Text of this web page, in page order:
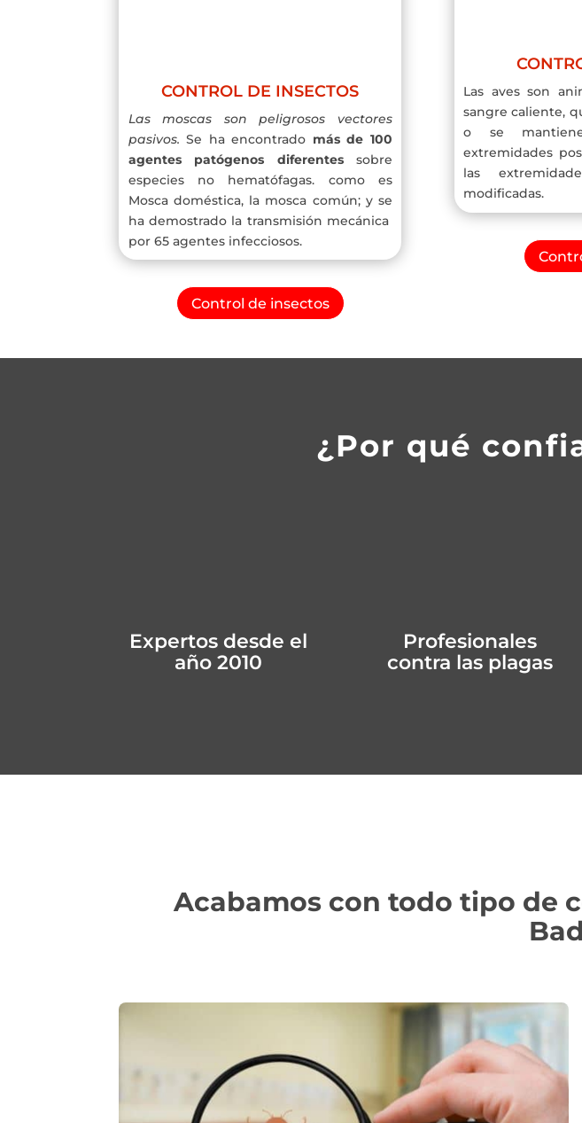
CONTROL DE INSECTOS
Las moscas son peligrosos vectores
pasivos. Se ha encontrado más de 100
agentes patógenos diferentessobre
especies no hematófagas. como es
Mosca doméstica, la mosca común; y se
ha demostrado la transmisión mecánica
por 65 agentes infecciosos.
Control de insectos
Las aves son
sangre caliente,
o se
extremidades
las
modificadas.
¿Por qué
Expertos desde el
año 2010
Profesionales
contra las plagas
Acabamos con todo tipo de